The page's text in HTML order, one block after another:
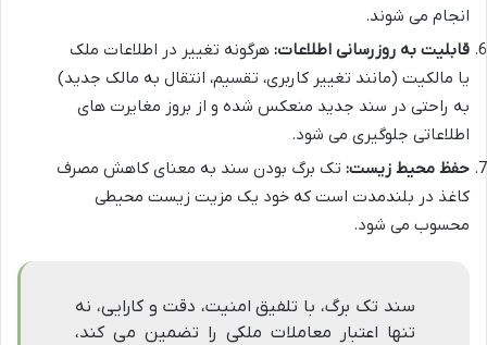
انجام می شوند.
قابلیت به روزرسانی اطلاعات: هرگونه تغییر در اطلاعات ملک
یا مالکیت (مانند تغییر کاربری، تقسیم، انتقال به مالک جدید)
به راحتی در سند جدید منعکس شده و از بروز مغایرت های
اطلاعاتی جلوگیری می شود.
حفظ محیط زیست: تک برگ بودن سند به معنای کاهش مصرف
کاغذ در بلندمدت است که خود یک مزیت زیست محیطی
محسوب می شود.
سند تک برگ، با تلفیق امنیت، دقت و کارایی، نه
تنها اعتبار معاملات ملکی را تضمین می کند،